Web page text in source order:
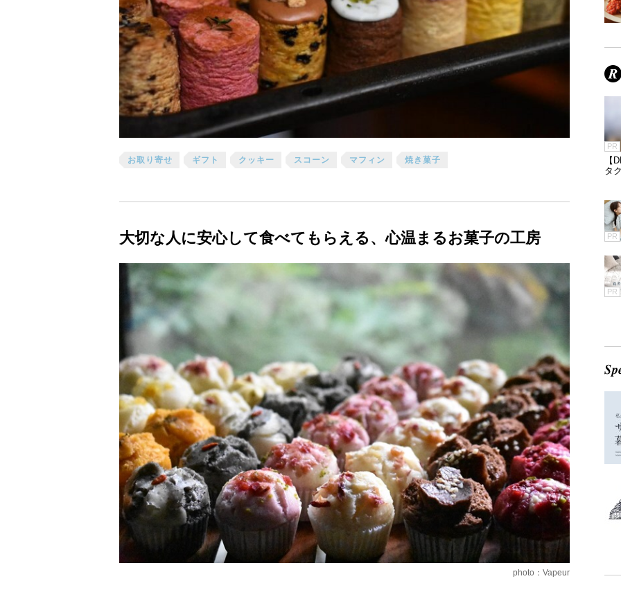
お取り寄せ ギフト クッキー スコーン マフィン 焼き菓子
大切な人に安心して食べてもらえる、心温まるお菓子の工房
photo：Vapeur
PR
【
タ
PR
PR